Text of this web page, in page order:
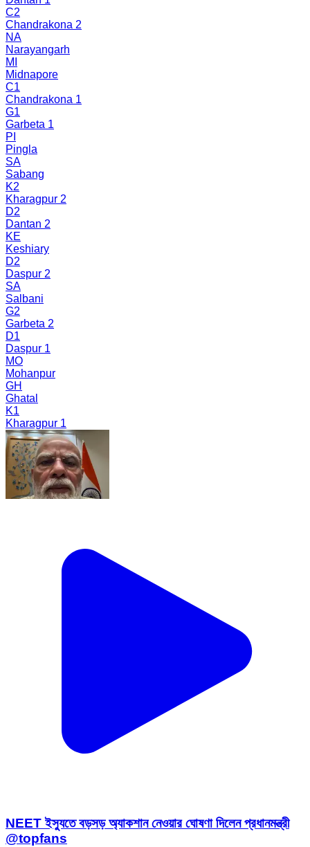
C2
Chandrakona 2
NA
Narayangarh
MI
Midnapore
C1
Chandrakona 1
G1
Garbeta 1
PI
Pingla
SA
Sabang
K2
Kharagpur 2
D2
Dantan 2
KE
Keshiary
D2
Daspur 2
SA
Salbani
G2
Garbeta 2
D1
Daspur 1
MO
Mohanpur
GH
Ghatal
K1
Kharagpur 1
NEET ইস্যুতে বড়সড় অ্যাকশান নেওয়ার ঘোষণা দিলেন প্রধানমন্ত্রী
@topfans